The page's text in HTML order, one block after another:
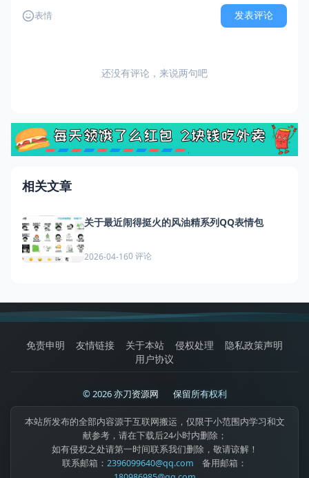
表情 发表评论
还没有评论，来说两句吧
相关文章
关于最近闹得挺火的风油精系列QQ表情包
2026-04-160 评论
免责申明 友情链接 关于本站 侵权处理
隐私政策声明
用户协议
© 2026 亦刀资源网 保留所有权利
本站所发布的全部内容源于互联网搬运，仅限于小范围内学习和文
献参考，请在下载后24小时内删除；
如有侵权之处请第一时间联系我们删除，敬请谅解！
联系邮箱： 2396099640@qq.com 备用邮箱：